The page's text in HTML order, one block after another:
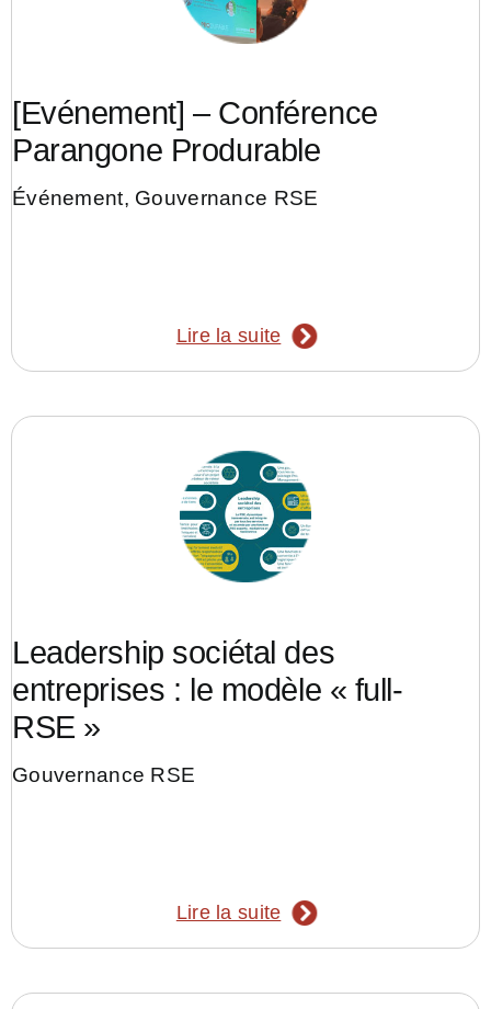
[Evénement] – Conférence
Parangone Produrable
Événement, Gouvernance RSE
Lire la suite
Leadership sociétal des
entreprises : le modèle « full-
RSE »
Gouvernance RSE
Lire la suite